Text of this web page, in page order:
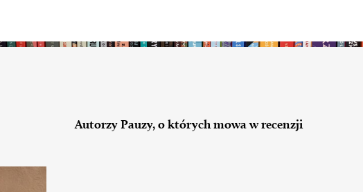
Autorzy Pauzy, o których mowa w recenzji